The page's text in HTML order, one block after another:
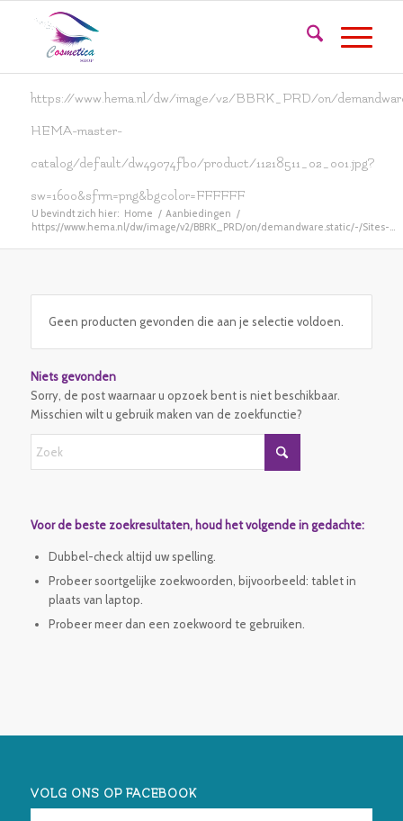
https://www.hema.nl/dw/image/v2/BBRK_PRD/on/
HEMA-master-
catalog/default/dw49074fb0/product/11218511_02_001.jpg?
sw=1600&sfrm=png&bgcolor=FFFFFF
U bevindt zich hier: Home / Aanbiedingen /
https://www.hema.nl/dw/image/v2/BBRK_PRD/on/demandware.static/-/Sites-...
Geen producten gevonden die aan je selectie voldoen.
Niets gevonden
Sorry, de post waarnaar u opzoek bent is niet beschikbaar.
Misschien wilt u gebruik maken van de zoekfunctie?
Voor de beste zoekresultaten, houd het volgende in gedachte:
Dubbel-check altijd uw spelling.
Probeer soortgelijke zoekwoorden, bijvoorbeeld: tablet in
plaats van laptop.
Probeer meer dan een zoekwoord te gebruiken.
VOLG ONS OP FACEBOOK